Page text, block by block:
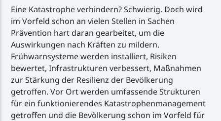
Eine Katastrophe verhindern? Schwierig. Doch wird
im Vorfeld schon an vielen Stellen in Sachen
Prävention hart daran gearbeitet, um die
Auswirkungen nach Kräften zu mildern.
Frühwarnsysteme werden installiert, Risiken
bewertet, Infrastrukturen verbessert, Maßnahmen
zur Stärkung der Resilienz der Bevölkerung
getroffen. Vor Ort werden umfassende Strukturen
für ein funktionierendes Katastrophenmanagement
getroffen und die Bevölkerung schon im Vorfeld für